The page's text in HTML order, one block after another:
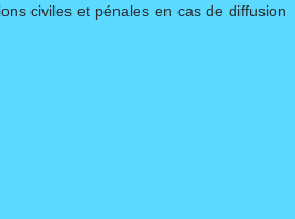
civiles et pénales en cas de diffusion